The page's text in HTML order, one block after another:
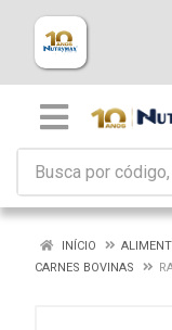
INÍCIO
CARNES BOVINAS